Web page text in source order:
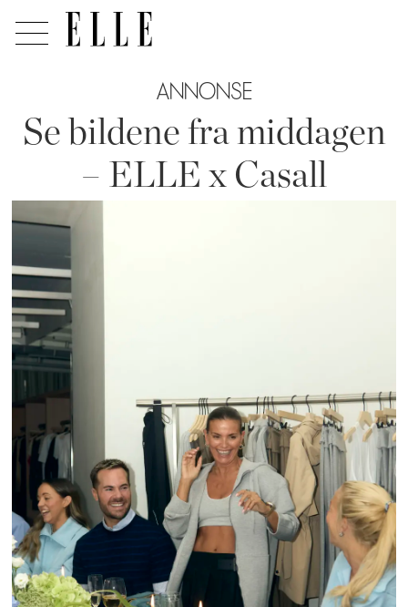
ANNONSE
Se bildene fra middagen
– ELLE x Casall